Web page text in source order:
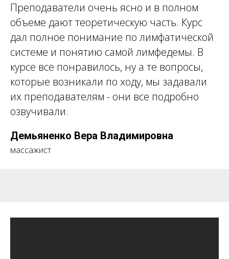
Преподаватели очень ясно и в полном
объеме дают теоретическую часть. Курс
дал полное понимание по лимфатической
системе и понятию самой лимфедемы. В
курсе все понравилось, ну а те вопросы,
которые возникали по ходу, мы задавали
их преподавателям - они все подробно
озвучивали.
Демьяненко Вера Владимировна
массажист